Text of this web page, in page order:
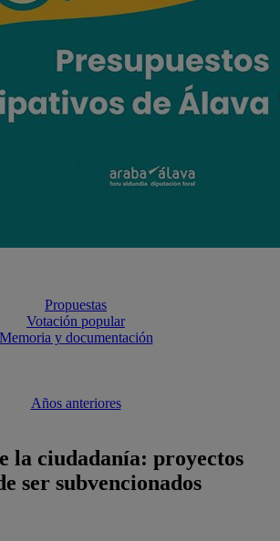
Propuestas
Votación popular
Memoria y documentación
Años anteriores
la ciudadanía: proyectos
ser subvencionados